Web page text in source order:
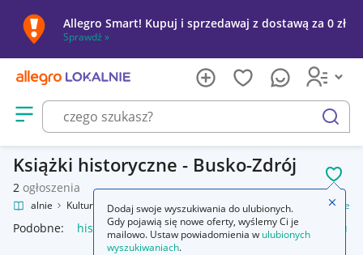
Allegro Smart! Kupuj i sprzedawaj z dostawą za 0 zł
Sprawdź »
Otwórz menu z kategoriami
szukaj
Książki historyczne - Busko-Zdrój
2 ogłoszenia
Lokalnie Kultura i rozrywka Książki Literatura piękna Historyczne
Podobne: historyczne historyczne bzdury o średniowieczu
Dodaj swoje wyszukiwania do ulubionych.
Gdy pojawią się nowe oferty, wyślemy Ci je
mailowo. Ustaw powiadomienia w ulubionych
wyszukiwaniach.